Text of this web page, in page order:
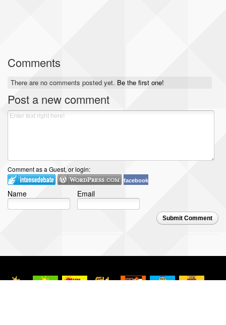
Comments
There are no comments posted yet. Be the first one!
Post a new comment
Comment as a Guest, or login:
facebook
Name Email
Submit Comment